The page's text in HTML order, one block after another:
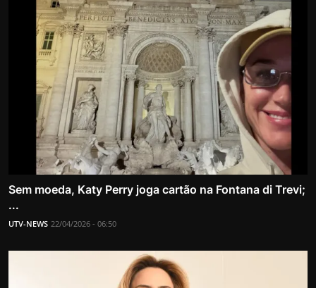
Sem moeda, Katy Perry joga cartão na Fontana di Trevi;
...
UTV-NEWS 22/04/2026 - 06:50